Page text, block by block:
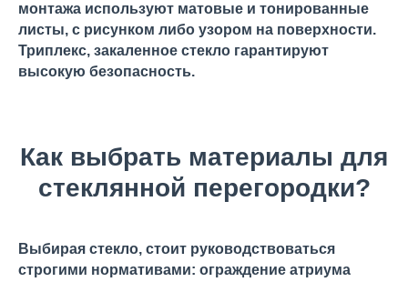
монтажа используют матовые и тонированные
листы, с рисунком либо узором на поверхности.
Триплекс, закаленное стекло гарантируют
высокую безопасность.
Как выбрать материалы для
стеклянной перегородки?
Выбирая стекло, стоит руководствоваться
строгими нормативами: ограждение атриума